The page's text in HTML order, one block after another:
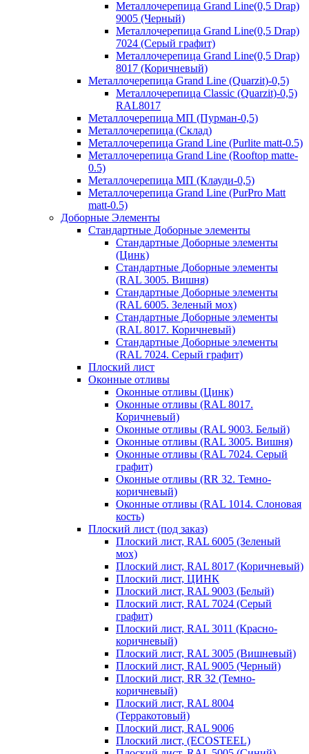
Металлочерепица Grand Line(0,5 Drap)
9005 (Черный)
Металлочерепица Grand Line(0,5 Drap)
7024 (Серый графит)
Металлочерепица Grand Line(0,5 Drap)
8017 (Коричневый)
Металлочерепица Grand Line (Quarzit)-0,5)
Металлочерепица Classic (Quarzit)-0,5)
RAL8017
Металлочерепица МП (Пурман-0,5)
Металлочерепица (Склад)
Металлочерепица Grand Line (Purlite matt-0.5)
Металлочерепица Grand Line (Rooftop matte-
0.5)
Металлочерепица МП (Клауди-0,5)
Металлочерепица Grand Line (PurPro Matt
matt-0.5)
Доборные Элементы
Стандартные Доборные элементы
Стандартные Доборные элементы
(Цинк)
Стандартные Доборные элементы
(RAL 3005. Вишня)
Стандартные Доборные элементы
(RAL 6005. Зеленый мох)
Стандартные Доборные элементы
(RAL 8017. Коричневый)
Стандартные Доборные элементы
(RAL 7024. Серый графит)
Плоский лист
Оконные отливы
Оконные отливы (Цинк)
Оконные отливы (RAL 8017.
Коричневый)
Оконные отливы (RAL 9003. Белый)
Оконные отливы (RAL 3005. Вишня)
Оконные отливы (RAL 7024. Серый
графит)
Оконные отливы (RR 32. Темно-
коричневый)
Оконные отливы (RAL 1014. Слоновая
кость)
Плоский лист (под заказ)
Плоский лист, RAL 6005 (Зеленый
мох)
Плоский лист, RAL 8017 (Коричневый)
Плоский лист, ЦИНК
Плоский лист, RAL 9003 (Белый)
Плоский лист, RAL 7024 (Серый
графит)
Плоский лист, RAL 3011 (Красно-
коричневый)
Плоский лист, RAL 3005 (Вишневый)
Плоский лист, RAL 9005 (Черный)
Плоский лист, RR 32 (Темно-
коричневый)
Плоский лист, RAL 8004
(Терракотовый)
Плоский лист, RAL 9006
Плоский лист, (ECOSTEEL)